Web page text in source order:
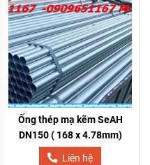
Ống thép mạ kẽm SeAH
DN150 ( 168 x 4.78mm)
Liên hệ